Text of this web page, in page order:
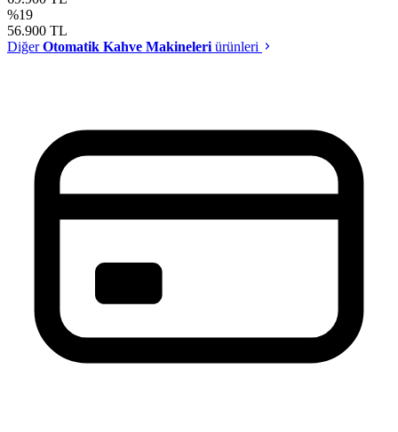
%19
56.900 TL
DiğerOtomatik Kahve Makineleri ürünleri